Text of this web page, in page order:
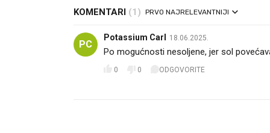
KOMENTARI (1) PRVO NAJRELEVANTNIJI
PC
Potassium Carl 18.06.2025.
Po mogućnosti nesoljene, jer sol
0 0 ODGOVORITE